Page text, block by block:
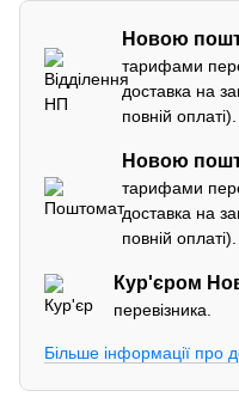
Новою
тарифами
доставка на
повній оплаті).
Новою
тарифами
доставка на
повній оплаті).
Кур'єром
перевізника.
Більше інформації про